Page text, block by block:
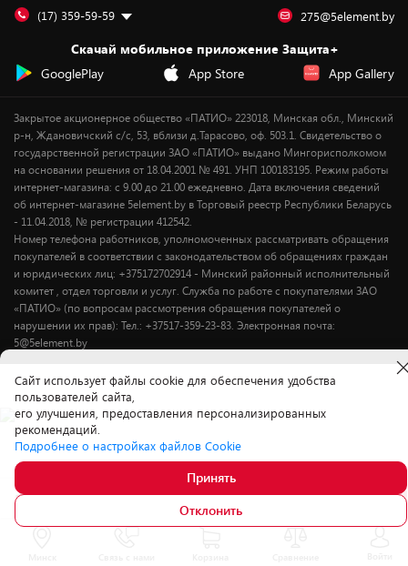
Подарочные карты
Для компьютеров
Сервисные центры
Оплата частями
Новинки
(17) 359-59-59 275@5element.by
Скачай мобильное приложение Защита+
GooglePlay
App Store App Gallery
Закрытое акционерное общество «ПАТИО» 223018, Минская обл., Минский
р-н, Ждановичский с/с, 53, вблизи д.Тарасово, оф. 503.1. Свидетельство о
государственной регистрации ЗАО «ПАТИО» выдано Мингорисполкомом
на основании решения от 18.04.2001 № 491. УНП 100183195. Режим работы
интернет-магазина: с 9.00 до 21.00 ежедневно. Дата включения сведений
об интернет-магазине 5element.by в Торговый реестр Республики Беларусь
- 11.04.2018, № регистрации 412542.
Номер телефона работников, уполномоченных рассматривать обращения
покупателей в соответствии с законодательством об обращениях граждан
и юридических лиц: +375172702914 - Минский районный исполнительный
комитет , отдел торговли и услуг. Служба по работе с покупателями ЗАО
«ПАТИО» (по вопросам рассмотрения обращения покупателей о
нарушении их прав): Тел.: +37517-359-23-83. Электронная почта:
5@5element.by
157.00 Купить в магазине
Cайт использует файлы cookie для обеспечения удобства
пользователей сайта,
его улучшения, предоставления персонализированных
рекомендаций.
Отклонить
Принять
Подробнее о настройках файлов Cookie